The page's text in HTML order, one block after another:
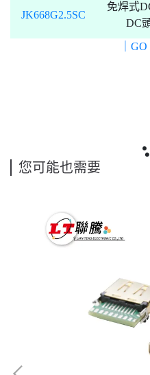
JK668G2.5SC
免焊式
DC
｜GO
您可能也需要